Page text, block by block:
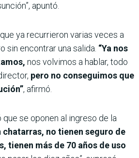
apuntó.
ya recurrieron varias veces a
sin encontrar una salida. “Ya nos
nos volvimos a hablar, todo
pero no conseguimos que
, afirmó.
se oponen al ingreso de la
chatarras, no tienen seguro de
tienen más de 70 años de uso